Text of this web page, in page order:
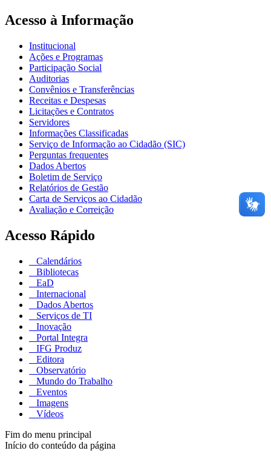
Acesso à Informação
Institucional
Ações e Programas
Participação Social
Auditorias
Convênios e Transferências
Receitas e Despesas
Licitações e Contratos
Servidores
Informações Classificadas
Serviço de Informação ao Cidadão (SIC)
Perguntas frequentes
Dados Abertos
Boletim de Serviço
Relatórios de Gestão
Carta de Serviços ao Cidadão
Avaliação e Correição
Acesso Rápido
Calendários
Bibliotecas
EaD
Internacional
Dados Abertos
Serviços de TI
Inovação
Portal Integra
IFG Produz
Editora
Observatório
Mundo do Trabalho
Eventos
Imagens
Vídeos
Fim do menu principal
Início do conteúdo da página